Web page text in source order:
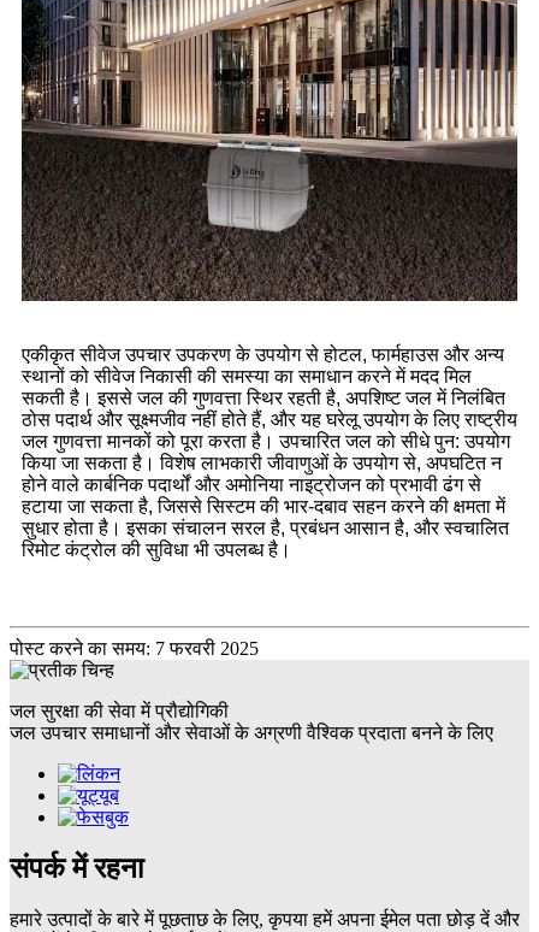
एकीकृत सीवेज उपचार उपकरण के उपयोग से होटल, फार्महाउस और अन्य
स्थानों को सीवेज निकासी की समस्या का समाधान करने में मदद मिल
सकती है। इससे जल की गुणवत्ता स्थिर रहती है, अपशिष्ट जल में निलंबित
ठोस पदार्थ और सूक्ष्मजीव नहीं होते हैं, और यह घरेलू उपयोग के लिए राष्ट्रीय
जल गुणवत्ता मानकों को पूरा करता है। उपचारित जल को सीधे पुन: उपयोग
किया जा सकता है। विशेष लाभकारी जीवाणुओं के उपयोग से, अपघटित न
होने वाले कार्बनिक पदार्थों और अमोनिया नाइट्रोजन को प्रभावी ढंग से
हटाया जा सकता है, जिससे सिस्टम की भार-दबाव सहन करने की क्षमता में
सुधार होता है। इसका संचालन सरल है, प्रबंधन आसान है, और स्वचालित
रिमोट कंट्रोल की सुविधा भी उपलब्ध है।
पोस्ट करने का समय: 7 फरवरी 2025
जल सुरक्षा की सेवा में प्रौद्योगिकी
जल उपचार समाधानों और सेवाओं के अग्रणी वैश्विक प्रदाता बनने के लिए
संपर्क में रहना
हमारे उत्पादों के बारे में पूछताछ के लिए, कृपया हमें अपना ईमेल पता छोड़ दें और